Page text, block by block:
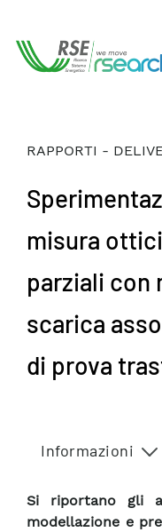
RAPPORTI -
misura
parziali con
scarica
di prova
Informazioni
Si riportano gli
modellazione e